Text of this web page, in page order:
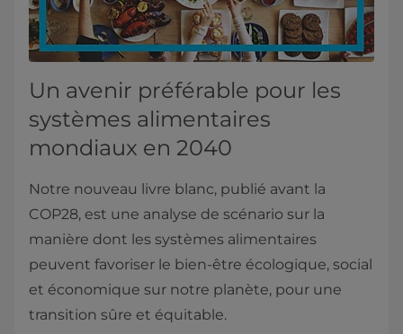
Un avenir préférable pour les
systèmes alimentaires
mondiaux en 2040
Notre nouveau livre blanc, publié avant la
COP28, est une analyse de scénario sur la
manière dont les systèmes alimentaires
peuvent favoriser le bien-être écologique, social
et économique sur notre planète, pour une
transition sûre et équitable.